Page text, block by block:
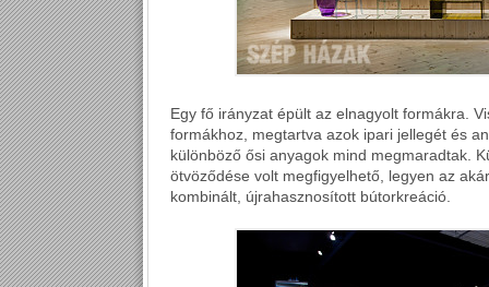
Egy fő irányzat épült az elnagyolt formákra.
formákhoz, megtartva azok ipari jellegét és
különböző ősi anyagok mind megmaradtak.
ötvöződése volt megfigyelhető, legyen az
kombinált, újrahasznosított bútorkreáció.